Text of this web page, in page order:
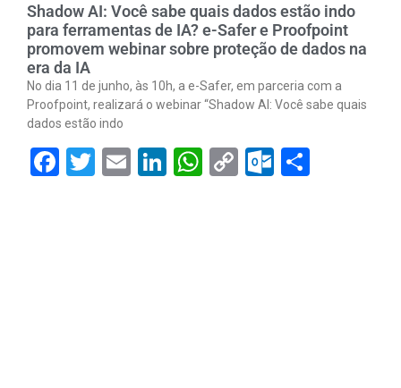
Shadow AI: Você sabe quais dados estão indo
para ferramentas de IA? e-Safer e Proofpoint
promovem webinar sobre proteção de dados na
era da IA
No dia 11 de junho, às 10h, a e-Safer, em parceria com a
Proofpoint, realizará o webinar “Shadow AI: Você sabe quais
dados estão indo
Facebook
Twitter
EmailLinkedIn
WhatsApp
Copy